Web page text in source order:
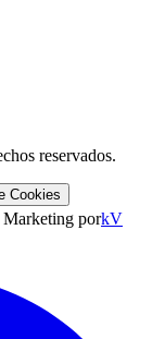
reservados.
Cookies
porkV